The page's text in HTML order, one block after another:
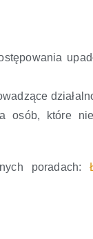
osób, które nie
poradach: